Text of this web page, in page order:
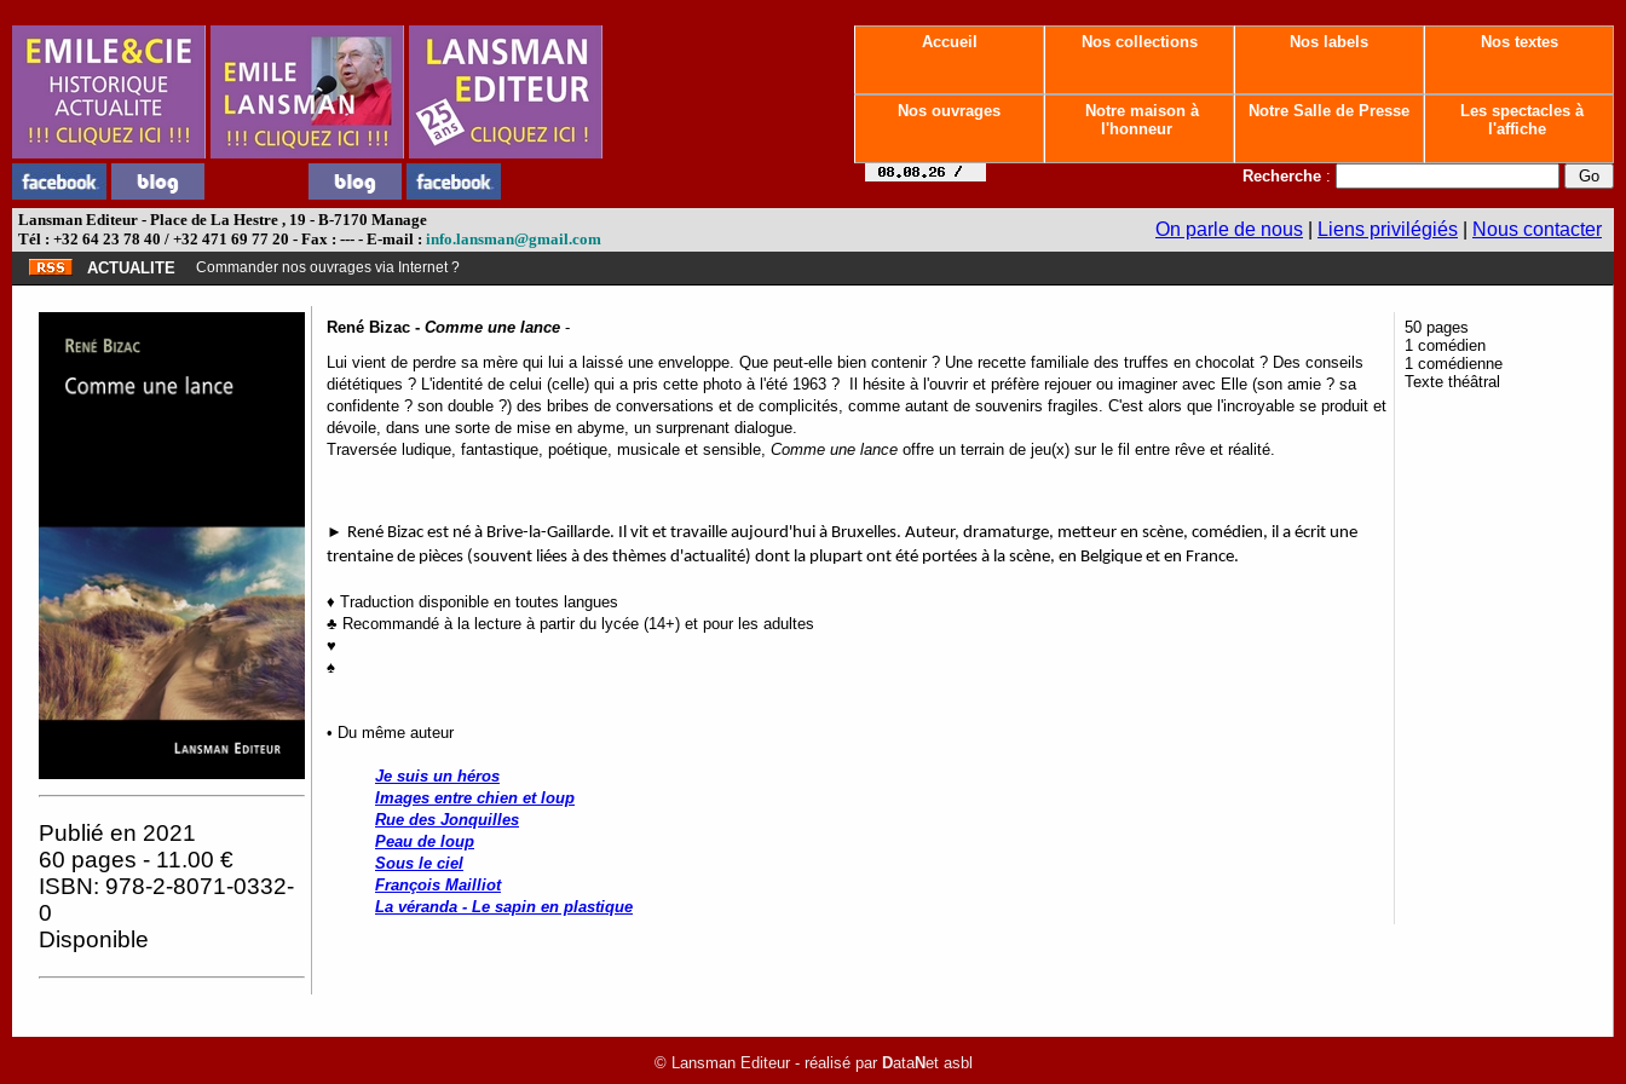
Accueil Nos collections Nos labels Nos textes
Nos ouvrages
Notre maison à
l'honneur
Notre Salle de Presse
Les spectacles à
l'affiche
Recherche :
Lansman Editeur - Place de La Hestre , 19 - B-7170 Manage
Tél : +32 64 23 78 40 / +32 471 69 77 20 - Fax : --- - E-mail : info.lansman@gmail.com On parle de nous Liens privilégiés Nous contacter
ACTUALITE Commander nos ouvrages via Internet ?
Publié en 2021
60 pages - 11.00 €
ISBN: 978-2-8071-0332-
0
Disponible
René Bizac - Comme une lance -
Lui vient de perdre sa mère qui lui a laissé une enveloppe. Que peut-elle bien contenir ? Une recette familiale des truffes en chocolat ? Des conseils
diététiques ? L'identité de celui (celle) qui a pris cette photo à l'été 1963 ? Il hésite à l'ouvrir et préfère rejouer ou imaginer avec Elle (son amie ? sa
confidente ? son double ?) des bribes de conversations et de complicités, comme autant de souvenirs fragiles. C'est alors que l'incroyable se produit et
dévoile, dans une sorte de mise en abyme, un surprenant dialogue.
Traversée ludique, fantastique, poétique, musicale et sensible, Comme une lance offre un terrain de jeu(x) sur le fil entre rêve et réalité.
► René Bizac est né à Brive-la-Gaillarde. Il vit et travaille aujourd'hui à Bruxelles. Auteur, dramaturge, metteur en scène, comédien, il a écrit une
trentaine de pièces (souvent liées à des thèmes d'actualité) dont la plupart ont été portées à la scène, en Belgique et en France.
♦ Traduction disponible en toutes langues
♣ Recommandé à la lecture à partir du lycée (14+) et pour les adultes
♥
♠
• Du même auteur
Je suis un héros
Images entre chien et loup
Rue des Jonquilles
Peau de loup
Sous le ciel
François Mailliot
La véranda - Le sapin en plastique
50 pages
1 comédien
1 comédienne
Texte théâtral
© Lansman Editeur - réalisé par DataNet asbl